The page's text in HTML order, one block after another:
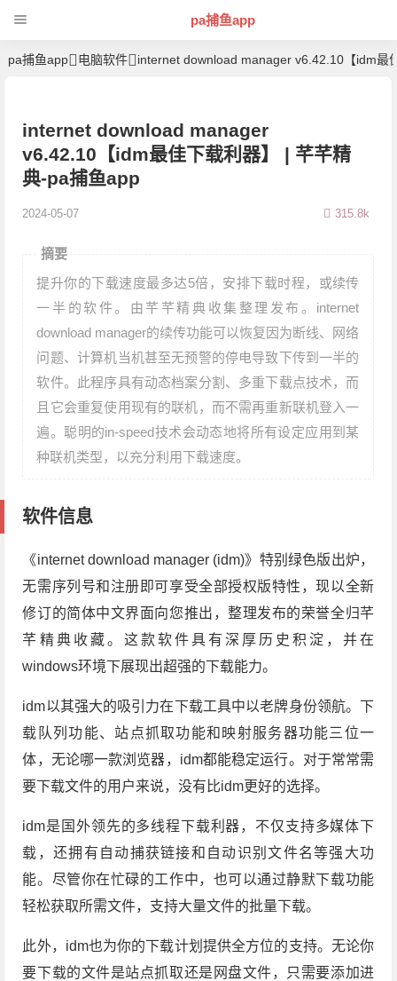
pa捕鱼app
pa捕鱼app 电脑软件 internet download manager v6.42.10【idm最
internet download manager
v6.42.10【idm最佳下载利器】 | 芊芊精
典-pa捕鱼app
2024-05-07 315.8k
摘要
提升你的下载速度最多达5倍，安排下载时程，或续传
一半的软件。由芊芊精典收集整理发布。internet
download manager的续传功能可以恢复因为断线、网络
问题、计算机当机甚至无预警的停电导致下传到一半的
软件。此程序具有动态档案分割、多重下载点技术，而
且它会重复使用现有的联机，而不需再重新联机登入一
遍。聪明的in-speed技术会动态地将所有设定应用到某
种联机类型，以充分利用下载速度。
软件信息
《internet download manager (idm)》特别绿色版出炉，
无需序列号和注册即可享受全部授权版特性，现以全新
修订的简体中文界面向您推出，整理发布的荣誉全归芊
芊精典收藏。这款软件具有深厚历史积淀，并在
windows环境下展现出超强的下载能力。
idm以其强大的吸引力在下载工具中以老牌身份领航。下
载队列功能、站点抓取功能和映射服务器功能三位一
体，无论哪一款浏览器，idm都能稳定运行。对于常常需
要下载文件的用户来说，没有比idm更好的选择。
idm是国外领先的多线程下载利器，不仅支持多媒体下
载，还拥有自动捕获链接和自动识别文件名等强大功
能。尽管你在忙碌的工作中，也可以通过静默下载功能
轻松获取所需文件，支持大量文件的批量下载。
此外，idm也为你的下载计划提供全方位的支持。无论你
要下载的文件是站点抓取还是网盘文件，只需要添加进